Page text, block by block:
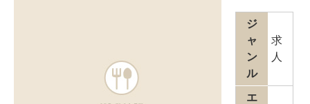
ジ
ャ
ン
ル
求
人
エ